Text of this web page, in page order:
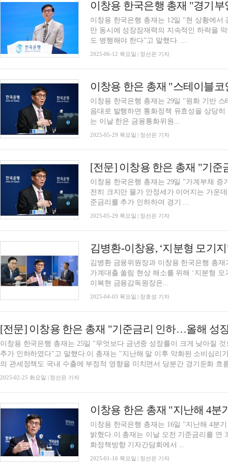
이창용 한국은행 총재는 12일 "현 상황에
만 동시에 성장잠재력의 지속적인 하락을
도 병행해야 한다"고 말했다. ...
2025-06-12 목요일 | 정선은 기자
이창용 한국은행 총재는 29일 "원화 기반
음대로 발행하면 통화정책 유효성을 상당
는 이날 한은 금융통화위원...
2025-05-29 목요일 | 정선은 기자
이창용 한국은행 총재는 29일 "가계부채
전히 크지만 물가 안정세가 이어지는 가운
준금리를 추가 인하하여 경기 ...
2025-05-29 목요일 | 정선은 기자
김병환 금융위원장과 이창용 한국은행 총
가계대출 쏠림 현상 해소를 위해 ‘지분형
이복현 금융감독원장은...
2025-04-03 목요일 | 장호성 기자
이창용 한국은행 총재는 25일 "무엇보다 금년중 성장률이 크게 낮아질
추가 인하하였다"고 말했다.이 총재는 "지난해 말 이후 악화된 소비심리
의 관세정책도 국내 수출에 부정적 영향을 미치면서 당분간 경기둔화 흐
2025-02-25 화요일 | 정선은 기자
이창용 한은 총재 "지난해 4분
이창용 한국은행 총재는 16일 "지난해 4분
밝혔다.이 총재는 이날 오전 기준금리를 연
화정책방향 기자간담회에서 ...
2025-01-16 목요일 | 정선은 기자